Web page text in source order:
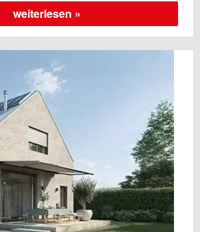
„Angenehm
kühl:
Außenliegender
Sommerhitze“
weiterlesen